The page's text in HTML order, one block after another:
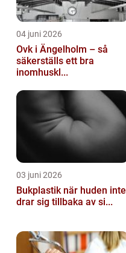
04 juni 2026
Ovk i Ängelholm – så
säkerställs ett bra
inomhuskl...
03 juni 2026
Bukplastik när huden inte
drar sig tillbaka av si...